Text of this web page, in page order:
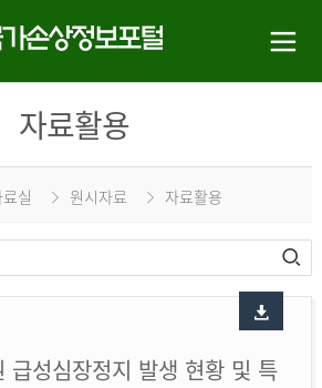
자료활용
실 원시자료 자료활용
급성심장정지 발생 현황 및 특